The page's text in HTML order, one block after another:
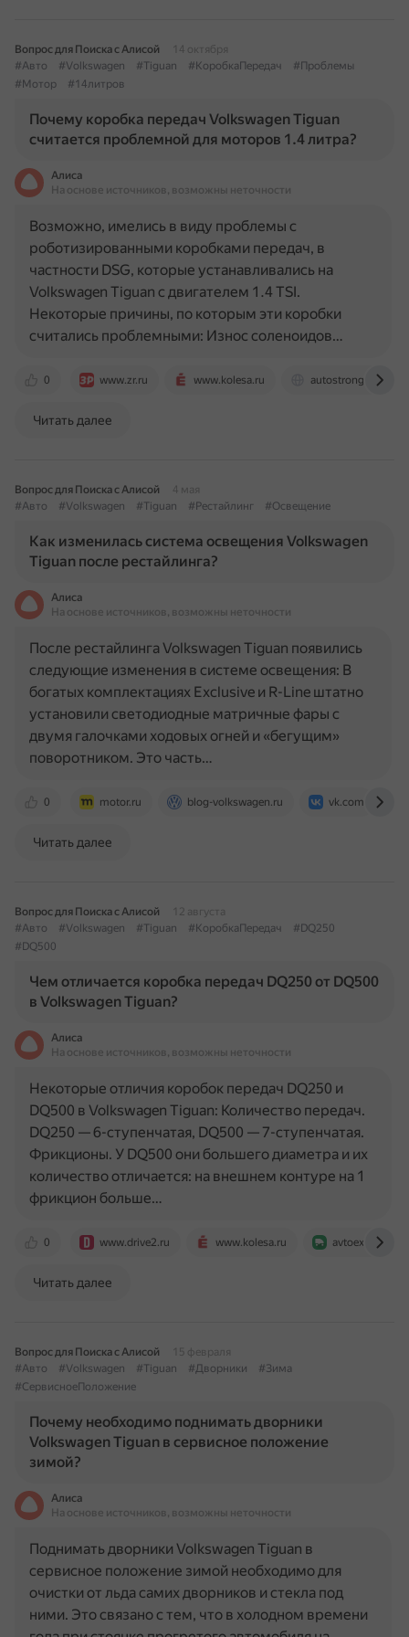
Вопрос для Поиска с Алисой
14 октября
#Авто
#Volkswagen #Tiguan #КоробкаПередач
#Проблемы
#Мотор
#14литров
Почему коробка передач Volkswagen Tiguan
считается проблемной для моторов 1.4 литра?
Алиса
На основе источников, возможны неточности
0 www.zr.ru www.kolesa.ru autostrong-m.by
Возможно, имелись в виду проблемы с
роботизированными коробками передач, в
частности DSG, которые устанавливались на
Volkswagen Tiguan с двигателем 1.4 TSI.
Некоторые причины, по которым эти коробки
считались проблемными: Износ соленоидов…
Читать далее
Вопрос для Поиска с Алисой
4 мая
#Авто
#Volkswagen #Tiguan #Рестайлинг #Освещение
Как изменилась система освещения Volkswagen
Tiguan после рестайлинга?
Алиса
На основе источников, возможны неточности
0 motor.ru blog-volkswagen.ru vk.com
После рестайлинга Volkswagen Tiguan появились
следующие изменения в системе освещения: В
богатых комплектациях Exclusive и R-Line штатно
установили светодиодные матричные фары с
двумя галочками ходовых огней и «бегущим»
поворотником. Это часть…
Читать далее
Вопрос для Поиска с Алисой
12 августа
#Авто
#Volkswagen #Tiguan #КоробкаПередач
#DQ250
#DQ500
Чем отличается коробка передач DQ250 от DQ500
в Volkswagen Tiguan?
Алиса
На основе источников, возможны неточности
0 www.drive2.ru www.kolesa.ru avtoexperts.ru
Некоторые отличия коробок передач DQ250 и
DQ500 в Volkswagen Tiguan: Количество передач.
DQ250 — 6-ступенчатая, DQ500 — 7-ступенчатая.
Фрикционы. У DQ500 они большего диаметра и их
количество отличается: на внешнем контуре на 1
фрикцион больше…
Читать далее
Вопрос для Поиска с Алисой
15 февраля
#Авто
#Volkswagen #Tiguan #Дворники
#Зима
#СервисноеПоложение
Почему необходимо поднимать дворники
Volkswagen Tiguan в сервисное положение
зимой?
Алиса
На основе источников, возможны неточности
Поднимать дворники Volkswagen Tiguan в
сервисное положение зимой необходимо для
очистки от льда самих дворников и стекла под
ними. Это связано с тем, что в холодном времени